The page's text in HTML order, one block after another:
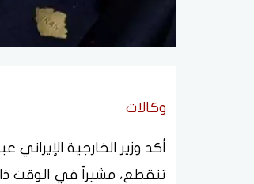
وكالات
أكد وزير الخارجية
تنقطع، مشيراً في الوقت